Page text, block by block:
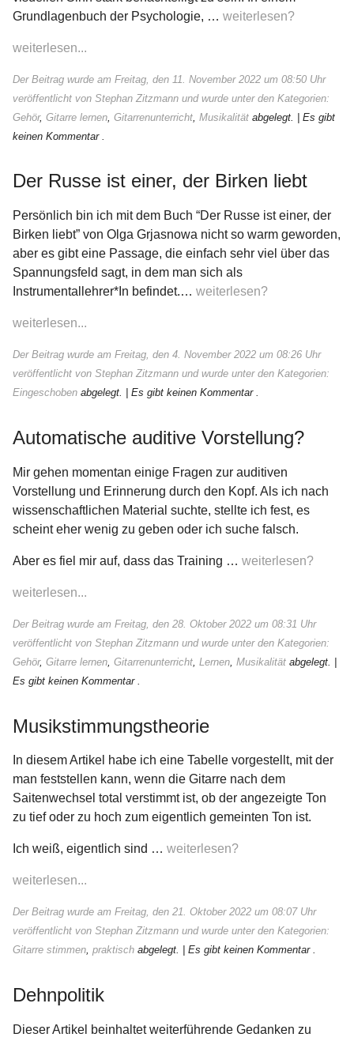
Grundlagenbuch der Psychologie, … weiterlesen?
weiterlesen...
Der Beitrag wurde am Freitag, den 11. November 2022 um 08:50 Uhr
veröffentlicht von Stephan Zitzmann und wurde unter den Kategorien:
Gehör, Gitarre lernen Gitarrenunterricht Musikalität abgelegt. | Es gibt
keinen Kommentar .
Der Russe ist einer, der Birken liebt
Persönlich bin ich mit dem Buch “Der Russe ist einer, der
Birken liebt” von Olga Grjasnowa nicht so warm geworden,
aber es gibt eine Passage, die einfach sehr viel über das
Spannungsfeld sagt, in dem man sich als
Instrumentallehrer*In befindet.… weiterlesen?
weiterlesen...
Der Beitrag wurde am Freitag, den 4. November 2022 um 08:26 Uhr
veröffentlicht von Stephan Zitzmann und wurde unter den Kategorien:
Eingeschoben abgelegt. | Es gibt keinen Kommentar .
Automatische auditive Vorstellung?
Mir gehen momentan einige Fragen zur auditiven
Vorstellung und Erinnerung durch den Kopf. Als ich nach
wissenschaftlichen Material suchte, stellte ich fest, es
scheint eher wenig zu geben oder ich suche falsch.
Aber es fiel mir auf, dass das Training … weiterlesen?
weiterlesen...
Der Beitrag wurde am Freitag, den 28. Oktober 2022 um 08:31 Uhr
veröffentlicht von Stephan Zitzmann und wurde unter den Kategorien:
Gehör, Gitarre lernen Gitarrenunterricht Lernen Musikalität abgelegt.
Es gibt keinen Kommentar .
Musikstimmungstheorie
In diesem Artikel habe ich eine Tabelle vorgestellt, mit der
man feststellen kann, wenn die Gitarre nach dem
Saitenwechsel total verstimmt ist, ob der angezeigte Ton
zu tief oder zu hoch zum eigentlich gemeinten Ton ist.
Ich weiß, eigentlich sind … weiterlesen?
weiterlesen...
Der Beitrag wurde am Freitag, den 21. Oktober 2022 um 08:07 Uhr
veröffentlicht von Stephan Zitzmann und wurde unter den Kategorien:
Gitarre stimmen, praktisch abgelegt. | Es gibt keinen Kommentar .
Dehnpolitik
Dieser Artikel beinhaltet weiterführende Gedanken zu